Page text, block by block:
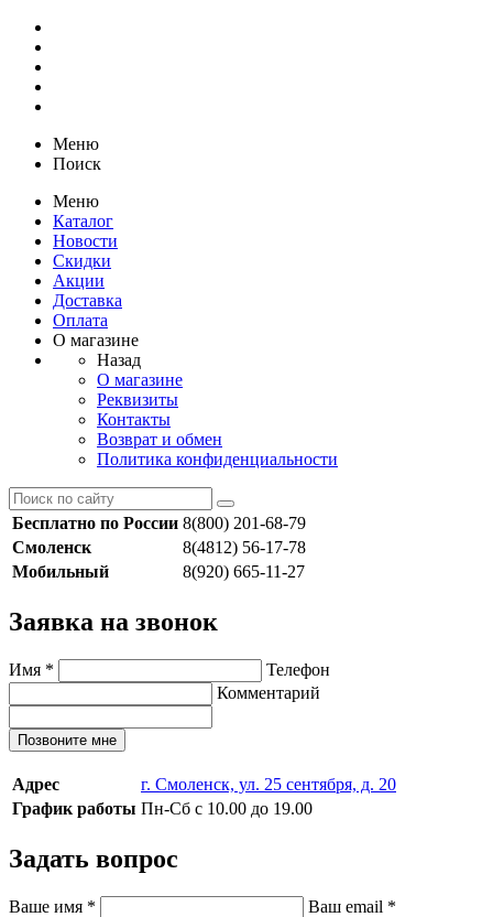
Меню
Поиск
Меню
Каталог
Новости
Скидки
Акции
Доставка
Оплата
О магазине
Назад
О магазине
Реквизиты
Контакты
Возврат и обмен
Политика конфиденциальности
Бесплатно по России 8(800) 201-68-79
Смоленск
8(4812) 56-17-78
Мобильный
8(920) 665-11-27
Заявка на звонок
Имя *
Телефон
Комментарий
Позвоните мне
Адрес
г. Смоленск, ул. 25 сентября, д. 20
График работы Пн-Сб с 10.00 до 19.00
Задать вопрос
Ваше имя * Ваш email *